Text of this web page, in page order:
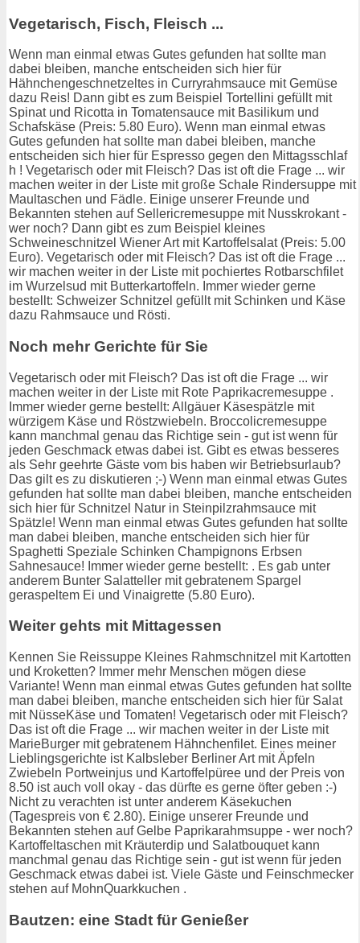
Vegetarisch, Fisch, Fleisch ...
Wenn man einmal etwas Gutes gefunden hat sollte man
dabei bleiben, manche entscheiden sich hier für
Hähnchengeschnetzeltes in Curryrahmsauce mit Gemüse
dazu Reis! Dann gibt es zum Beispiel Tortellini gefüllt mit
Spinat und Ricotta in Tomatensauce mit Basilikum und
Schafskäse (Preis: 5.80 Euro). Wenn man einmal etwas
Gutes gefunden hat sollte man dabei bleiben, manche
entscheiden sich hier für Espresso gegen den Mittagsschlaf
h ! Vegetarisch oder mit Fleisch? Das ist oft die Frage ... wir
machen weiter in der Liste mit große Schale Rindersuppe mit
Maultaschen und Fädle. Einige unserer Freunde und
Bekannten stehen auf Sellericremesuppe mit Nusskrokant -
wer noch? Dann gibt es zum Beispiel kleines
Schweineschnitzel Wiener Art mit Kartoffelsalat (Preis: 5.00
Euro). Vegetarisch oder mit Fleisch? Das ist oft die Frage ...
wir machen weiter in der Liste mit pochiertes Rotbarschfilet
im Wurzelsud mit Butterkartoffeln. Immer wieder gerne
bestellt: Schweizer Schnitzel gefüllt mit Schinken und Käse
dazu Rahmsauce und Rösti.
Noch mehr Gerichte für Sie
Vegetarisch oder mit Fleisch? Das ist oft die Frage ... wir
machen weiter in der Liste mit Rote Paprikacremesuppe .
Immer wieder gerne bestellt: Allgäuer Käsespätzle mit
würzigem Käse und Röstzwiebeln. Broccolicremesuppe
kann manchmal genau das Richtige sein - gut ist wenn für
jeden Geschmack etwas dabei ist. Gibt es etwas besseres
als Sehr geehrte Gäste vom bis haben wir Betriebsurlaub?
Das gilt es zu diskutieren ;-) Wenn man einmal etwas Gutes
gefunden hat sollte man dabei bleiben, manche entscheiden
sich hier für Schnitzel Natur in Steinpilzrahmsauce mit
Spätzle! Wenn man einmal etwas Gutes gefunden hat sollte
man dabei bleiben, manche entscheiden sich hier für
Spaghetti Speziale Schinken Champignons Erbsen
Sahnesauce! Immer wieder gerne bestellt: . Es gab unter
anderem Bunter Salatteller mit gebratenem Spargel
geraspeltem Ei und Vinaigrette (5.80 Euro).
Weiter gehts mit Mittagessen
Kennen Sie Reissuppe Kleines Rahmschnitzel mit Kartotten
und Kroketten? Immer mehr Menschen mögen diese
Variante! Wenn man einmal etwas Gutes gefunden hat sollte
man dabei bleiben, manche entscheiden sich hier für Salat
mit NüsseKäse und Tomaten! Vegetarisch oder mit Fleisch?
Das ist oft die Frage ... wir machen weiter in der Liste mit
MarieBurger mit gebratenem Hähnchenfilet. Eines meiner
Lieblingsgerichte ist Kalbsleber Berliner Art mit Äpfeln
Zwiebeln Portweinjus und Kartoffelpüree und der Preis von
8.50 ist auch voll okay - das dürfte es gerne öfter geben :-)
Nicht zu verachten ist unter anderem Käsekuchen
(Tagespreis von € 2.80). Einige unserer Freunde und
Bekannten stehen auf Gelbe Paprikarahmsuppe - wer noch?
Kartoffeltaschen mit Kräuterdip und Salatbouquet kann
manchmal genau das Richtige sein - gut ist wenn für jeden
Geschmack etwas dabei ist. Viele Gäste und Feinschmecker
stehen auf MohnQuarkkuchen .
Bautzen: eine Stadt für Genießer